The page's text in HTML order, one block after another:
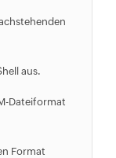
aus.
Dateiformat
Format